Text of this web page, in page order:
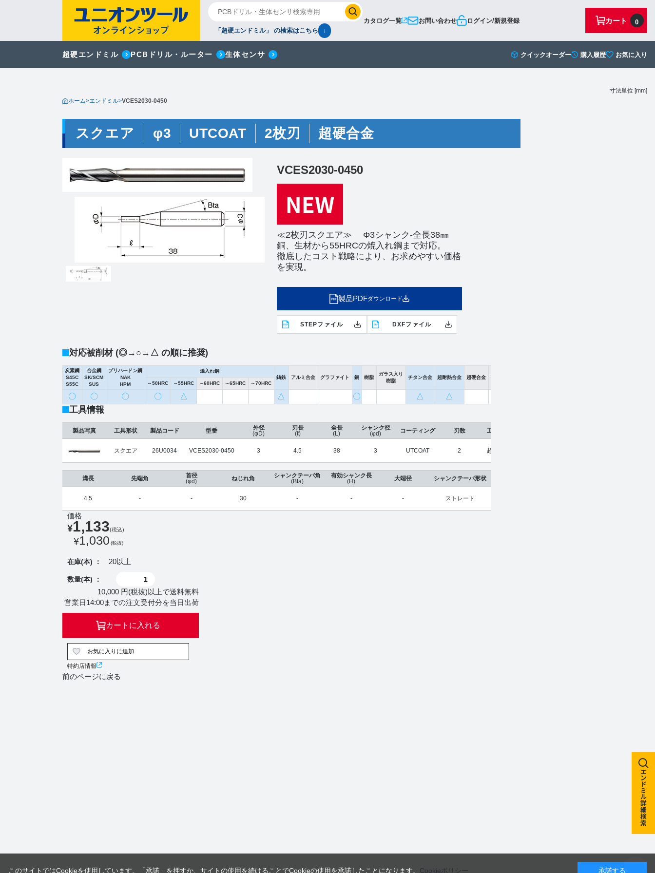
カタログ一覧 お問い合わせ ログイン/新規登録 0
カート
「超硬エンドミル」 の検索はこちら ↓
超硬エンドミル PCBドリル・ルーター 生体センサ クイックオーダー 購入履歴 お気に入り
ホーム>エンドミル>VCES2030-0450
スクエア φ3 UTCOAT 2枚刃 超硬合金
VCES2030-0450
≪2枚刃スクエア≫ Φ3シャンク-全長38㎜
銅、生材から55HRCの焼入れ鋼まで対応。
徹底したコスト戦略により、お求めやすい価格
を実現。
製品PDFダウンロード
STEPファイル DXFファイル
対応被削材 (◎→○→△ の順に推奨)
炭素鋼
S45C
S55C
合金鋼
SK/SCM
SUS
プリハードン鋼
NAK
HPM
焼入れ鋼
鋳鉄
アルミ合金 グラファイト 銅 樹脂
ガラス入り
樹脂
チタン合金 超耐熱合金 超硬合金
硬脆材
～50HRC
～55HRC ～60HRC ～65HRC ～70HRC
〇 〇 〇 〇 △ △ 〇 △ △
工具情報
寸法単位 [mm]
製品写真 工具形状
スクエア
製品コード
26U0034
型番
VCES2030-0450
外径
(φD)
3
刃長
(ℓ)
4.5
全長
(L)
38
シャンク径
(φd)
3
コーティング
UTCOAT
刃数
2
工具材種
超硬合金
溝長
4.5
先端角
-
首径
(φd)
-
ねじれ角
30
シャンクテーパ角
(Bta)
-
有効シャンク長
(H)
-
大端径
-
シャンクテーパ形状
ストレート
価格
¥1,133(税込)
¥1,030 (税抜)
在庫(本) ： 20以上
数量(本) ：
10,000 円(税抜)以上で送料無料
営業日14:00までの注文受付分を当日出荷
カートに入れる
お気に入りに追加
特約店情報
前のページに戻る
このサイトではCookieを使用しています。「承諾」を押すか、サイトの使用を続けることでCookieの使用を承諾したことになります。 Cookieポリシー 承諾する